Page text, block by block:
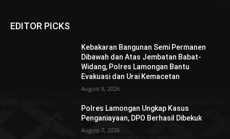
EDITOR PICKS
Kebakaran Bangunan Semi Permanen
Dibawah dan Atas Jembatan Babat-
Widang, Polres Lamongan Bantu
Evakuasi dan Urai Kemacetan
August 8, 2026
Polres Lamongan Ungkap Kasus
Penganiayaan, DPO Berhasil Dibekuk
August 7, 2026